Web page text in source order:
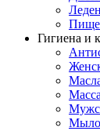
Гигиена и
Мыло